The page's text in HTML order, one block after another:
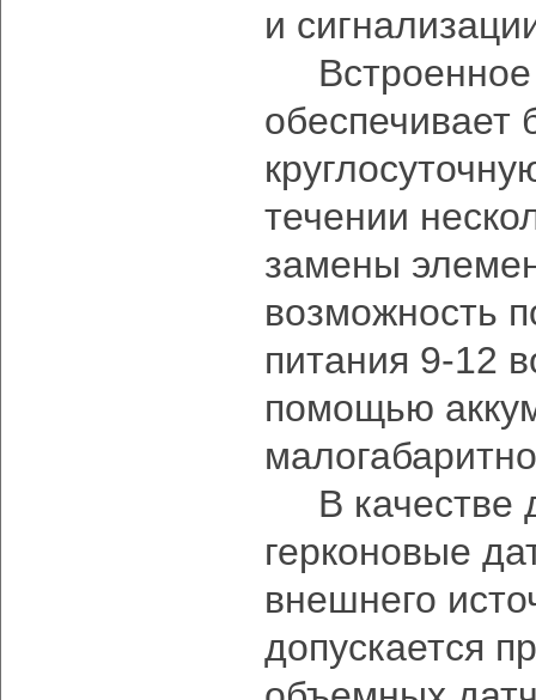
и
Встроенное
обеспечивает
течении
замены
возможность
питания 9-12
помощью
В качестве
герконовые
внешнего
допускается